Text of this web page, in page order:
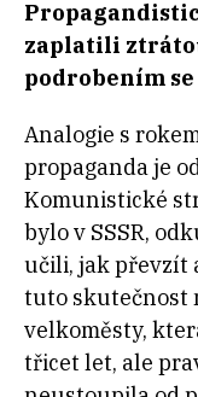
zaplatili
podrobením se
Analogie s
propaganda je
Komunistické
bylo v SSSR,
učili, jak převzít
tuto skutečnost
velkoměsty,
třicet let, ale